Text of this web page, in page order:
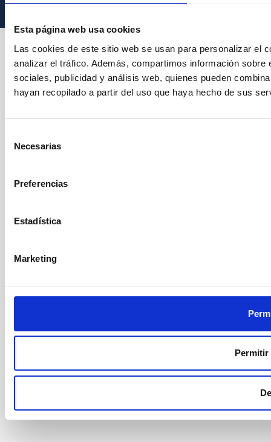
Esta página web usa cookies
Las cookies de este sitio web se usan para personalizar el
analizar el tráfico. Además, compartimos información
sociales, publicidad y análisis web, quienes pueden
hayan recopilado a partir del uso que haya hecho de sus
Necesarias
Preferencias
Estadística
Marketing
Permitir